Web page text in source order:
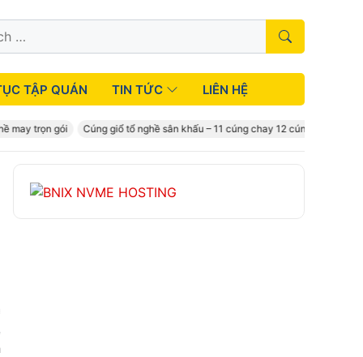
TẬP QUÁN TIN TỨC LIÊN HỆ
trọn gói Cúng giổ tổ nghề sân khấu – 11 cúng chay 12 cúng mặn